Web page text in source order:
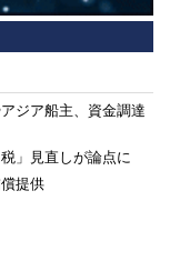
ジア船主、資金調達
」見直しが論点に
提供